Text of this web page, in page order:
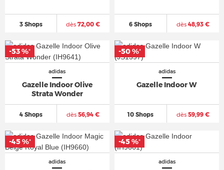
3 Shops dès 72,00 € 6 Shops dès48,93 €
adidas
Gazelle Indoor Olive
Strata Wonder
4 Shops dès 56,94 €
-53 %*
adidas
Gazelle Indoor W
10 Shops dès59,99 €
-50 %*
adidas
-45 %*
adidas
-45 %*